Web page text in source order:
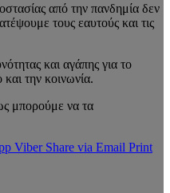
από την πανδημία δεν
τους εαυτούς και τις
και αγάπης για το
την κοινωνία.
μπορούμε να τα
Viber Share via Email Print